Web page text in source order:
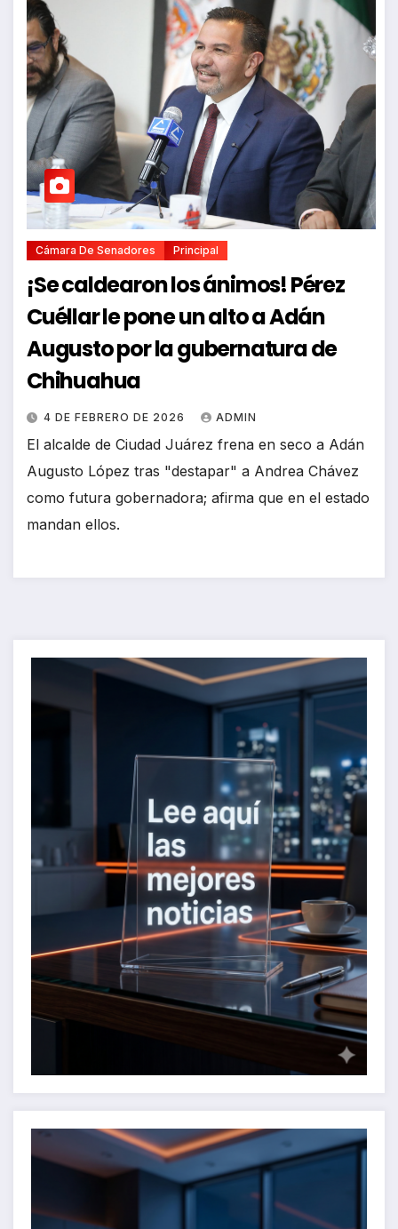
Cámara De Senadores Principal
¡Se caldearon los ánimos! Pérez
Cuéllar le pone un alto a Adán
Augusto por la gubernatura de
Chihuahua
4 DE FEBRERO DE 2026 ADMIN
El alcalde de Ciudad Juárez frena en seco a Adán
Augusto López tras "destapar" a Andrea Chávez
como futura gobernadora; afirma que en el estado
mandan ellos.